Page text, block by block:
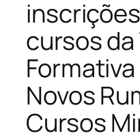
cursos da
Formativa
Novos
Cursos